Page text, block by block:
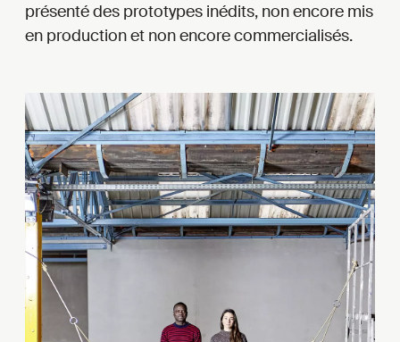
présenté des prototypes inédits, non encore mis
en production et non encore commercialisés.